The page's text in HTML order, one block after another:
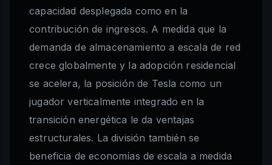
capacidad desplegada como en la
contribución de ingresos. A medida que la
demanda de almacenamiento a escala de red
crece globalmente y la adopción residencial
se acelera, la posición de Tesla como un
jugador verticalmente integrado en la
transición energética le da ventajas
estructurales. La división también se
beneficia de economías de escala a medida